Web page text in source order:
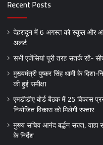
Recent Posts
देहरादून में 6 अगस्त को स्कूल और
अलर्ट
सभी एजेंसियां पूरी तरह सतर्क रहें-
मुख्यमंत्री पुष्कर सिंह धामी के दिशा-
की हुई समीक्षा
एमडीडीए बोर्ड बैठक में 25 विकास
नियोजित विकास को मिलेगी रफ्तार
मुख्य सचिव आनंद बर्द्धन सख्त, वाह्य
के निर्देश